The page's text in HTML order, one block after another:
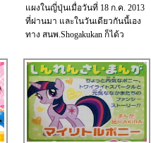
แผงในญี่ปุ่นเมื่อวันที่ 18 ก.ค. 2013
ที่ผ่านมา และในวันเดียวกันนี้เอง
ทาง สนพ.Shogakukan ก็ได้ว